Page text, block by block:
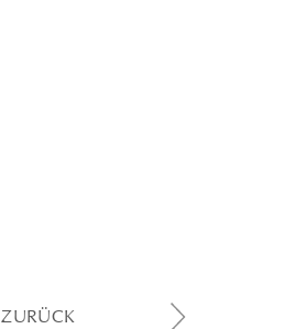
ZURÜCK